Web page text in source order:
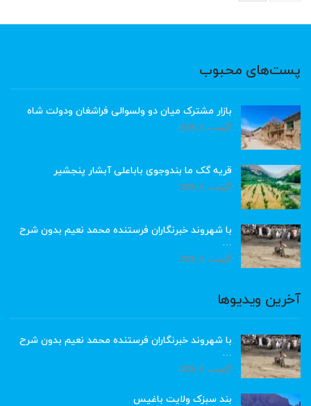
پست‌های محبوب
بازار مشترک میان دو ولسوالی فراشغان ودولت شاه
آگوست 8, 2026
قریه گک ما بندوجوی باباعلی آبشار پنجشیر
آگوست 8, 2026
با شهروند خبرنگاران فرستنده محمد نعیم بدون شرح
…
آگوست 8, 2026
آخرین ویدیوها
با شهروند خبرنگاران فرستنده محمد نعیم بدون شرح
…
آگوست 8, 2026
بند سبزک ولایت باغیس